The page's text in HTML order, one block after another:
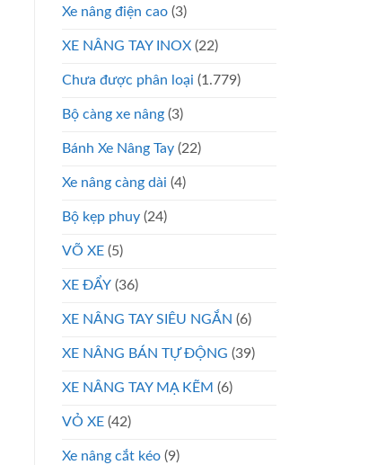
Xe nâng điện cao (3)
XE NÂNG TAY INOX (22)
Chưa được phân loại (1.779)
Bộ càng xe nâng (3)
Bánh Xe Nâng Tay (22)
Xe nâng càng dài (4)
Bộ kẹp phuy (24)
VÕ XE (5)
XE ĐẨY (36)
XE NÂNG TAY SIÊU NGẮN (6)
XE NÂNG BÁN TỰ ĐỘNG (39)
XE NÂNG TAY MẠ KẼM (6)
VỎ XE (42)
Xe nâng cắt kéo (9)